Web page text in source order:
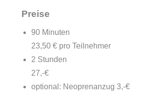
Preise
90 Minuten
23,50 € pro Teilnehmer
2 Stunden
27,-€
optional: Neoprenanzug 3,-€